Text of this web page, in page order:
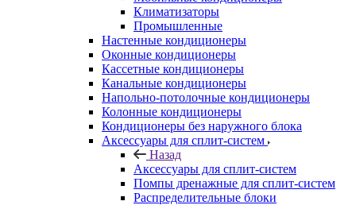
Климатизаторы
Промышленные
Настенные кондиционеры
Оконные кондиционеры
Кассетные кондиционеры
Канальные кондиционеры
Напольно-потолочные кондиционеры
Колонные кондиционеры
Кондиционеры без наружного блока
Аксессуары для сплит-систем
Назад
Аксессуары для сплит-систем
Помпы дренажные для сплит-систем
Распределительные блоки